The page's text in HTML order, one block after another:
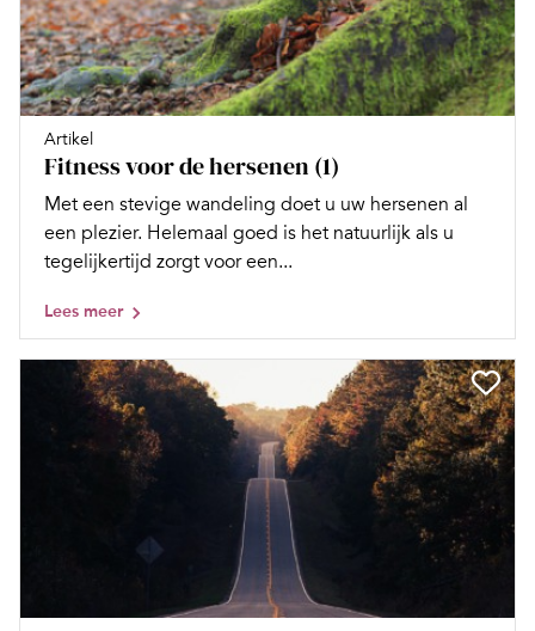
Artikel
Fitness voor de hersenen (1)
Met een stevige wandeling doet u uw hersenen al
een plezier. Helemaal goed is het natuurlijk als u
tegelijkertijd zorgt voor een...
Lees meer